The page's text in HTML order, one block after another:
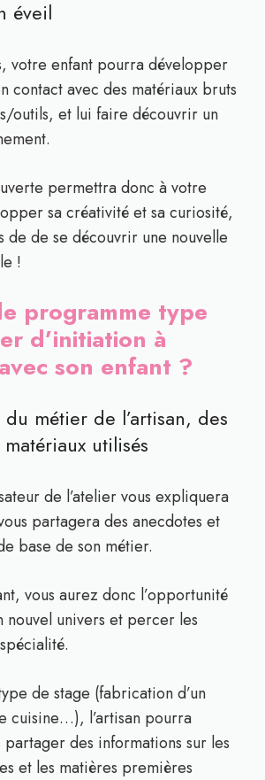
éveil
votre enfant pourra développer
contact avec des matériaux bruts
outils, et lui faire découvrir un
permettra donc à votre
sa créativité et sa curiosité,
de de se découvrir une nouvelle
!
programme type
d’initiation à
son enfant ?
métier de l’artisan, des
utilisés
de l’atelier vous expliquera
partagera des anecdotes et
base de son métier.
vous aurez donc l’opportunité
nouvel univers et percer les
de stage (fabrication d’un
cuisine…), l’artisan pourra
partager des informations sur les
et les matières premières